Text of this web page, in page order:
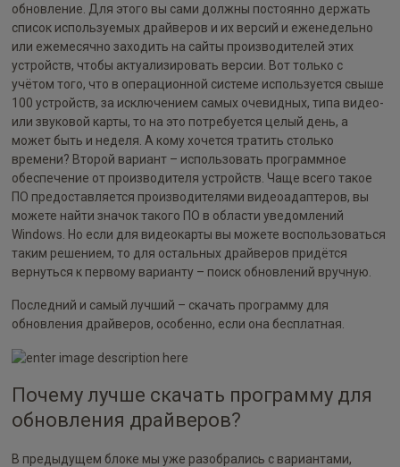
обновление. Для этого вы сами должны постоянно держать
список используемых драйверов и их версий и еженедельно
или ежемесячно заходить на сайты производителей этих
устройств, чтобы актуализировать версии. Вот только с
учётом того, что в операционной системе используется свыше
100 устройств, за исключением самых очевидных, типа видео-
или звуковой карты, то на это потребуется целый день, а
может быть и неделя. А кому хочется тратить столько
времени? Второй вариант – использовать программное
обеспечение от производителя устройств. Чаще всего такое
ПО предоставляется производителями видеоадаптеров, вы
можете найти значок такого ПО в области уведомлений
Windows. Но если для видеокарты вы можете воспользоваться
таким решением, то для остальных драйверов придётся
вернуться к первому варианту – поиск обновлений вручную.
Последний и самый лучший – скачать программу для
обновления драйверов, особенно, если она бесплатная.
Почему лучше скачать программу для
обновления драйверов?
В предыдущем блоке мы уже разобрались с вариантами,